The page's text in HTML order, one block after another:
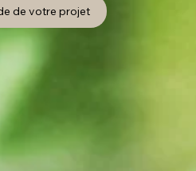
de votre projet